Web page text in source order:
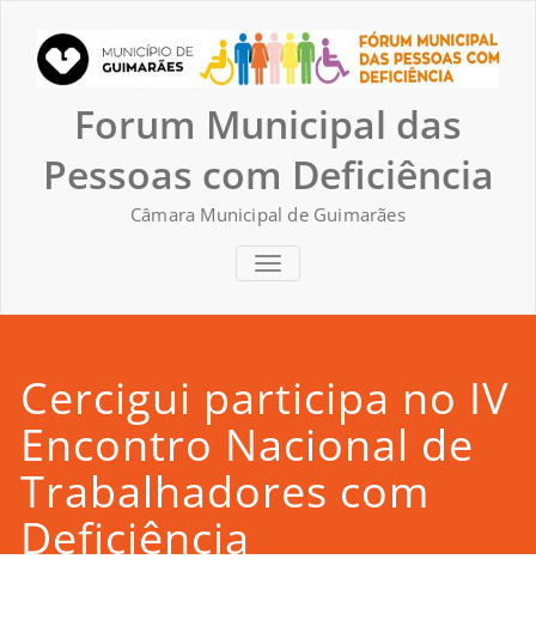
content
Forum Municipal das
Pessoas com Deficiência
Câmara Municipal de Guimarães
TOGGLE NAVIGATION
Cercigui participa no IV
Encontro Nacional de
Trabalhadores com
Deficiência